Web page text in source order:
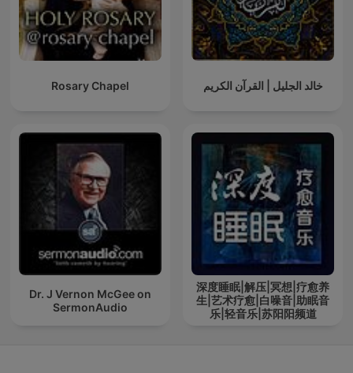
Rosary Chapel خالد الجليل | القرآن الكريم
Dr. J Vernon McGee on
SermonAudio
深度睡眠|解压|冥想|疗愈养
生|艺术疗愈|白噪音|助眠音
乐|轻音乐|苏阳阳频道